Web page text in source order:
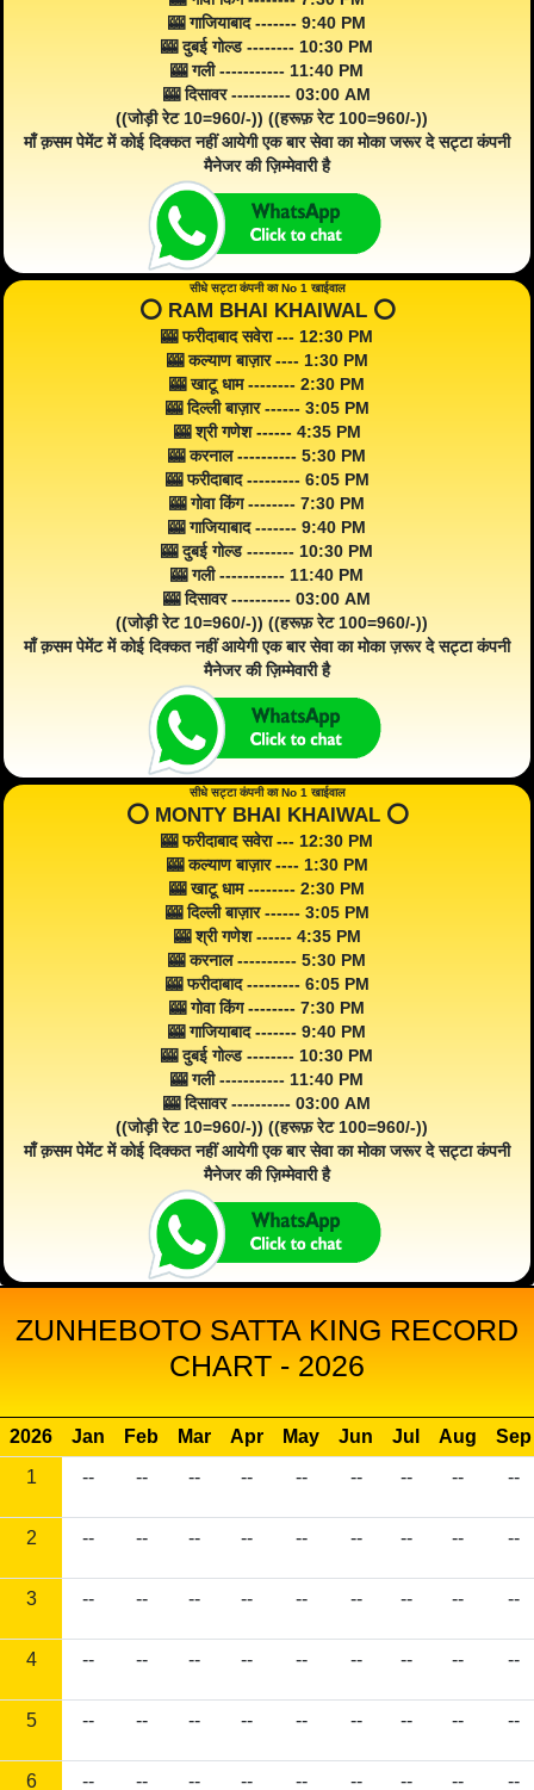
🎰 गाजियाबाद ------- 9:40 PM
🎰 दुबई गोल्ड -------- 10:30 PM
🎰 गली ----------- 11:40 PM
🎰 दिसावर ---------- 03:00 AM
((जोड़ी रेट 10=960/-)) ((हरूफ़ रेट 100=960/-))
माँ क़सम पेमेंट में कोई दिक्कत नहीं आयेगी एक बार सेवा का मोका जरूर दे सट्टा कंपनी
मैनेजर की ज़िम्मेवारी है
सीधे सट्टा कंपनी का No 1 खाईवाल
⭕️ RAM BHAI KHAIWAL ⭕️
🎰 फरीदाबाद सवेरा --- 12:30 PM
🎰 कल्याण बाज़ार ---- 1:30 PM
🎰 खाटू धाम -------- 2:30 PM
🎰 दिल्ली बाज़ार ------ 3:05 PM
🎰 श्री गणेश ------ 4:35 PM
🎰 करनाल ---------- 5:30 PM
🎰 फरीदाबाद --------- 6:05 PM
🎰 गोवा किंग -------- 7:30 PM
🎰 गाजियाबाद ------- 9:40 PM
🎰 दुबई गोल्ड -------- 10:30 PM
🎰 गली ----------- 11:40 PM
🎰 दिसावर ---------- 03:00 AM
((जोड़ी रेट 10=960/-)) ((हरूफ़ रेट 100=960/-))
माँ क़सम पेमेंट में कोई दिक्कत नहीं आयेगी एक बार सेवा का मोका ज़रूर दे सट्टा कंपनी
मैनेजर की ज़िम्मेवारी है
सीधे सट्टा कंपनी का No 1 खाईवाल
⭕️ MONTY BHAI KHAIWAL ⭕️
🎰 फरीदाबाद सवेरा --- 12:30 PM
🎰 कल्याण बाज़ार ---- 1:30 PM
🎰 खाटू धाम -------- 2:30 PM
🎰 दिल्ली बाज़ार ------ 3:05 PM
🎰 श्री गणेश ------ 4:35 PM
🎰 करनाल ---------- 5:30 PM
🎰 फरीदाबाद --------- 6:05 PM
🎰 गोवा किंग -------- 7:30 PM
🎰 गाजियाबाद ------- 9:40 PM
🎰 दुबई गोल्ड -------- 10:30 PM
🎰 गली ----------- 11:40 PM
🎰 दिसावर ---------- 03:00 AM
((जोड़ी रेट 10=960/-)) ((हरूफ़ रेट 100=960/-))
माँ क़सम पेमेंट में कोई दिक्कत नहीं आयेगी एक बार सेवा का मोका जरूर दे सट्टा कंपनी
मैनेजर की ज़िम्मेवारी है
ZUNHEBOTO SATTA KING RECORD
CHART - 2026
2026 Jan Feb Mar Apr May Jun Jul Aug
Sep
1
-- -- -- -- -- -- -- -- --
2 -- -- -- -- -- -- -- -- --
3 -- -- -- -- -- -- -- -- --
4 -- -- -- -- -- -- -- -- --
5 -- -- -- -- -- -- -- -- --
6 -- -- -- -- -- -- -- -- --